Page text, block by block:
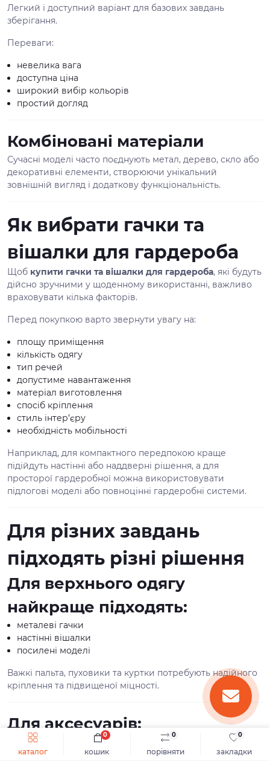
каталог порівняти
0
закладки
0
кошик
0
Легкий і доступний варіант для базових завдань
зберігання.
Переваги:
невелика вага
доступна ціна
широкий вибір кольорів
простий догляд
Комбіновані матеріали
Сучасні моделі часто поєднують метал, дерево, скло або
декоративні елементи, створюючи унікальний
зовнішній вигляд і додаткову функціональність.
Як вибрати гачки та
вішалки для гардероба
Щоб купити гачки та вішалки для гардероба, які будуть
дійсно зручними у щоденному використанні, важливо
враховувати кілька факторів.
Перед покупкою варто звернути увагу на:
площу приміщення
кількість одягу
тип речей
допустиме навантаження
матеріал виготовлення
спосіб кріплення
стиль інтер’єру
необхідність мобільності
Наприклад, для компактного передпокою краще
підійдуть настінні або наддверні рішення, а для
просторої гардеробної можна використовувати
підлогові моделі або повноцінні гардеробні системи.
Для різних завдань
підходять різні рішення
Для верхнього одягу
найкраще підходять:
металеві гачки
настінні вішалки
посилені моделі
Важкі пальта, пуховики та куртки потребують надійного
кріплення та підвищеної міцності.
Для аксесуарів:
одинарні гачки
багатоярусні моделі